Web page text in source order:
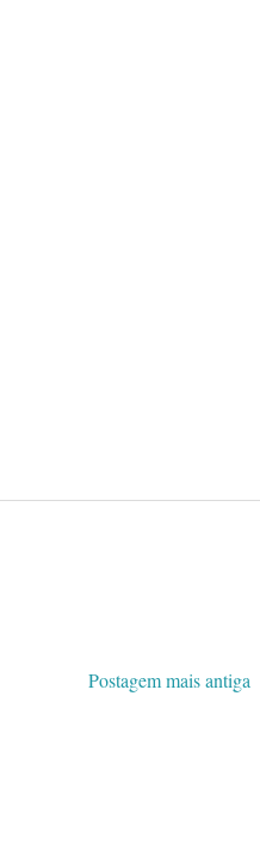
Postagem mais antiga